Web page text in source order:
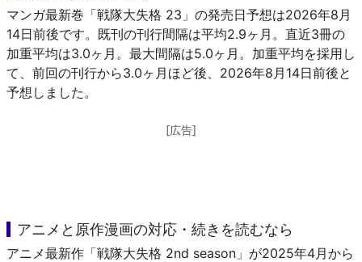
マンガ最新巻「戦隊大失格 23」の発売日予想は2026年8月
14日前後です。既刊の刊行間隔は平均2.9ヶ月。直近3冊の
加重平均は3.0ヶ月。最大間隔は5.0ヶ月。加重平均を採用し
て、前回の刊行から3.0ヶ月ほど後、2026年8月14日前後と
予想しました。
[広告]
アニメと原作漫画の対応・続きを読むなら
アニメ最新作「戦隊大失格 2nd season」が2025年4月から